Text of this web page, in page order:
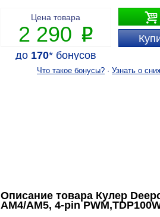

Цена товара
2 290 P
до 170*бонусов
Что такое бонусы? · Узнать о
Описание товара Кулер
AM4/AM5, 4-pin